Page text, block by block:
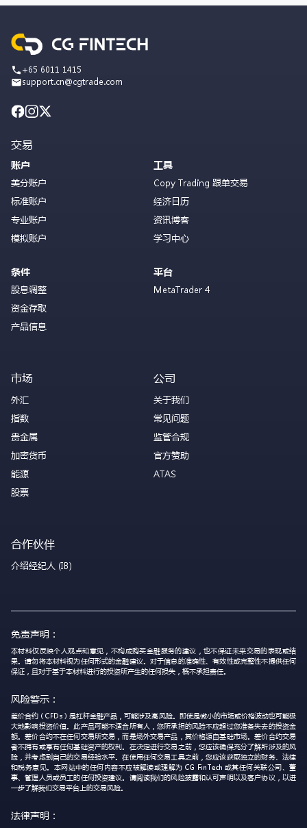
+65 6011 1415
support.cn@cgtrade.com
交易
账户
美分账户
标准账户
专业账户
模拟账户
条件
股息调整
资金存取
产品信息
工具
Copy Trading 跟单交易
经济日历
资讯博客
学习中心
平台
MetaTrader 4
市场
外汇
指数
贵金属
加密货币
能源
股票
公司
关于我们
常见问题
监管合规
官方赞助
ATAS
合作伙伴
介绍经纪人 (IB)
免责声明：
本材料仅反映个人观点和意见，不构成购买金融服务的建议，也不保证未来交易的表现或结
果。请勿将本材料视为任何形式的金融建议。对于信息的准确性、有效性或完整性不提供任何
保证，且对于基于本材料进行的投资所产生的任何损失，概不承担责任。
风险警示：
差价合约（CFDs）是杠杆金融产品，可能涉及高风险。即使是微小的市场或价格波动也可能极
大地影响投资价值。此产品可能不适合所有人，您所承担的风险不应超过您准备失去的投资金
额。差价合约不在任何交易所交易，而是场外交易产品，其价格源自基础市场。差价合约交易
者不拥有或享有任何基础资产的权利。在决定进行交易之前，您应该确保充分了解所涉及的风
险，并考虑到自己的交易经验水平。在使用任何交易工具之前，您应该获取独立的财务、法律
和税务意见。本网站中的任何内容不应被解读或理解为 CG FinTech 或其任何关联公司、董
事、管理人员或员工的任何投资建议。请阅读我们的风险披露和认可声明以及客户协议，以进
一步了解我们交易平台上的交易风险。
法律声明：